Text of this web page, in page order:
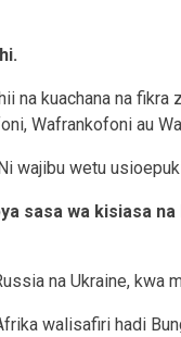
na kuachana na fikra
Wafrankofoni au
wajibu wetu
sasa wa kisiasa
na Ukraine, kwa
walisafiri hadi